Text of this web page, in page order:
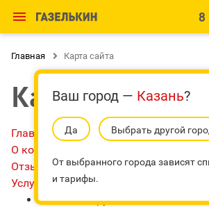
 8
Главная  Карта сайта
Карта сайта
Главная
О компании
Отзывы
Услуги
Упаковка грузов
Ваш город — Казань?
Да Выбрать другой
От выбранного города зависят
и тарифы.